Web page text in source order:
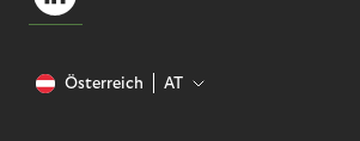
Österreich AT